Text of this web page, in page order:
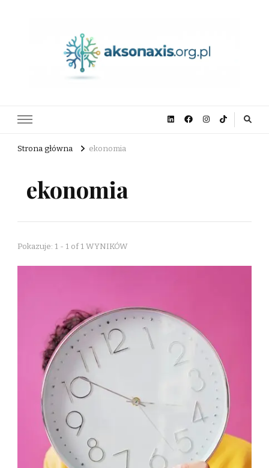
Strona główna ekonomia
ekonomia
Pokazuje: 1 - 1 of 1 WYNIKÓW